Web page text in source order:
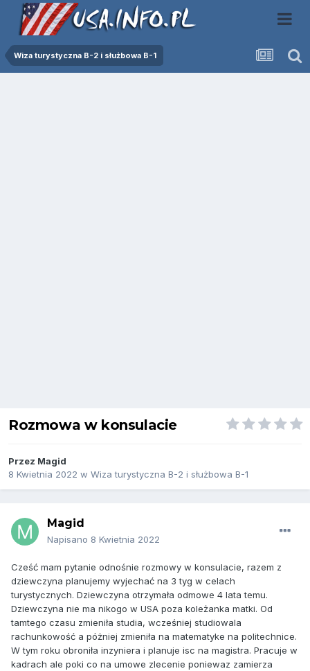
Wiza turystyczna B-2 i służbowa B-1
Rozmowa w konsulacie
Przez Magid
8 Kwietnia 2022 w Wiza turystyczna B-2 i służbowa B-1
Magid
Napisano 8 Kwietnia 2022
Cześć mam pytanie odnośnie rozmowy w konsulacie, razem z
dziewczyna planujemy wyjechać na 3 tyg w celach
turystycznych. Dziewczyna otrzymała odmowe 4 lata temu.
Dziewczyna nie ma nikogo w USA poza koleżanka matki. Od
tamtego czasu zmieniła studia, wcześniej studiowala
rachunkowość a póżniej zmieniła na matematyke na politechnice.
W tym roku obroniła inzyniera i planuje isc na magistra. Pracuje w
kadrach ale poki co na umowe zlecenie poniewaz zamierza